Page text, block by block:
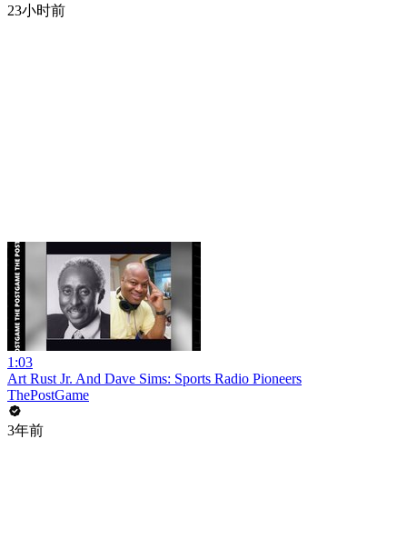
23小时前
1:03
Art Rust Jr. And Dave Sims: Sports Radio Pioneers
ThePostGame
3年前